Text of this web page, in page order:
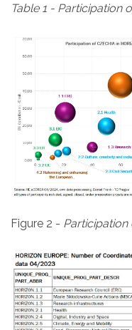
Table 1 - Participation
Figure 2 - Participation